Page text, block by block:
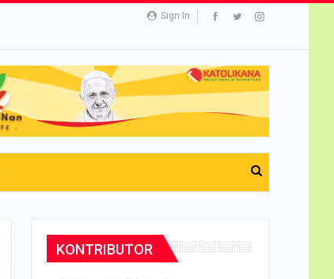
Sign In
KONTRIBUTOR